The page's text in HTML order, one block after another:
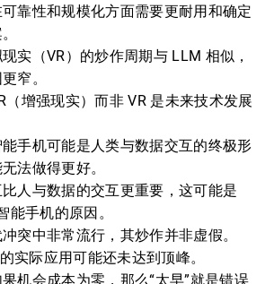
靠性和规模化方面需要更耐用和确定
实（VR）的炒作周期与 LLM 相似，
窄。
（增强现实）而非 VR 是未来技术发展
手机可能是人类与数据交互的终极形
法做得更好。
人与数据的交互更重要，这可能是
能手机的原因。
突中非常流行，其炒作并非虚假。
实际应用可能还未达到顶峰。
机会成本为零，那么“太早”就是错误